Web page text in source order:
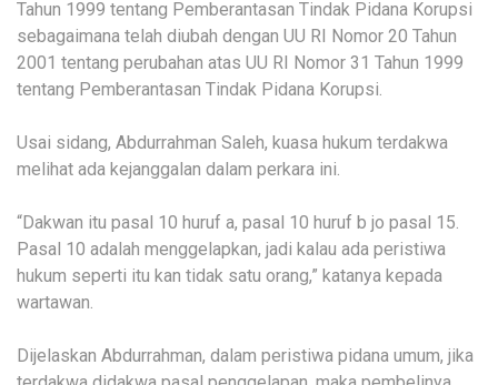
Tahun 1999 tentang Pemberantasan Tindak Pidana Korupsi
sebagaimana telah diubah dengan UU RI Nomor 20 Tahun
2001 tentang perubahan atas UU RI Nomor 31 Tahun 1999
tentang Pemberantasan Tindak Pidana Korupsi.
Usai sidang, Abdurrahman Saleh, kuasa hukum terdakwa
melihat ada kejanggalan dalam perkara ini.
“Dakwan itu pasal 10 huruf a, pasal 10 huruf b jo pasal 15.
Pasal 10 adalah menggelapkan, jadi kalau ada peristiwa
hukum seperti itu kan tidak satu orang,” katanya kepada
wartawan.
Dijelaskan Abdurrahman, dalam peristiwa pidana umum, jika